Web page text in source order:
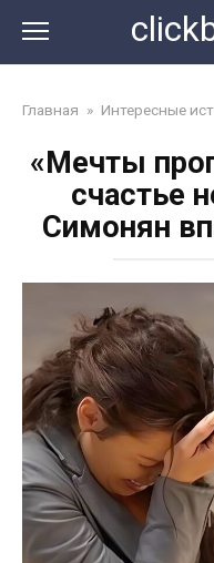
контенту
Главная » Интересные
«Мечты
счастье
Симонян